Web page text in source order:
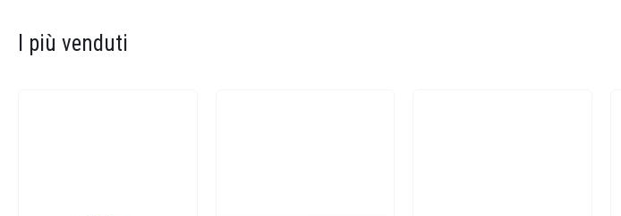
I più venduti